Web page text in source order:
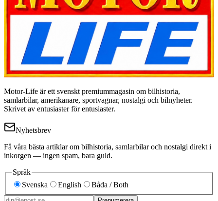
Motor-Life är ett svenskt premiummagasin om bilhistoria,
samlarbilar, amerikanare, sportvagnar, nostalgi och bilnyheter.
Skrivet av entusiaster för entusiaster.
Nyhetsbrev
Få våra bästa artiklar om bilhistoria, samlarbilar och nostalgi direkt i
inkorgen — ingen spam, bara guld.
Språk
Svenska
English Båda / Both